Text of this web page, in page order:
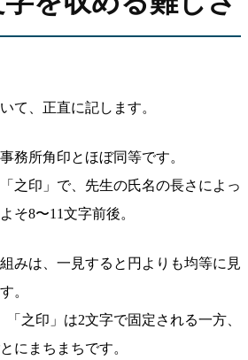
て、正直に記します。
務所角印とほぼ同等です。
之印」で、先生の氏名の長さによっ
そ8〜11文字前後。
みは、一見すると円よりも均等に見
。
「之印」は2文字で固定される一方、
にまちまちです。